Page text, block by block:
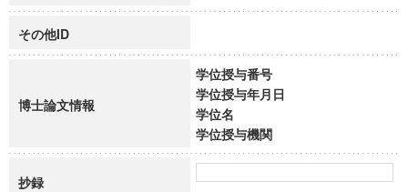
その他ID
博士論文情報
学位授与番号
学位授与年月日
学位名
学位授与機関
抄録